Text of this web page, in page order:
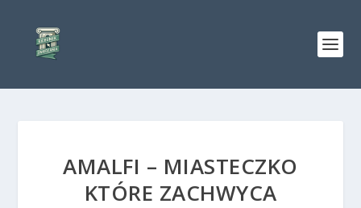
AMALFI – MIASTECZKO
KTÓRE ZACHWYCA